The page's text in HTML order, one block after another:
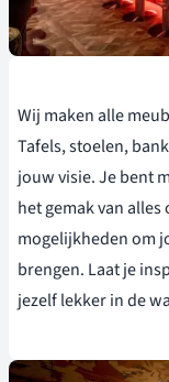
Wij maken alle
Tafels, stoelen,
jouw visie. Je bent
het gemak van
mogelijkheden om
brengen. Laat je
jezelf lekker in de